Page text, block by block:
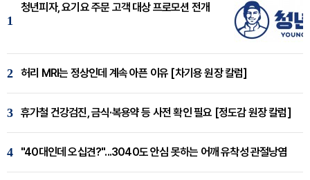
1
청년피자, 요기요 주문 고객 대상 프로모션 전개
2 허리 MRI는 정상인데 계속 아픈 이유 [차기용 원장 칼럼]
3 휴가철 건강검진, 금식·복용약 등 사전 확인 필요 [정도감 원장 칼럼]
4 "40대인데 오십견?"...3040도 안심 못하는 어깨 유착성 관절낭염